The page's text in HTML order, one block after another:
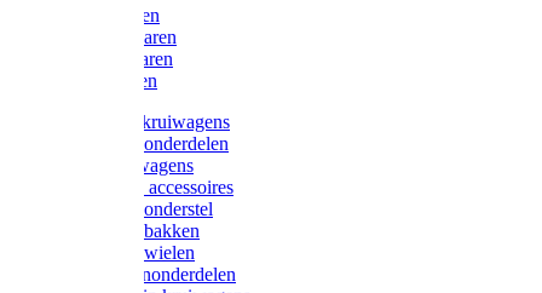
Snoeischaren
Heggenscharen
Takkenscharen
Snoeimessen
Landbouwkruiwagens
Kruiwagenonderdelen
Bouwkruiwagens
Kruiwagen accessoires
Kruiwagenonderstel
Kruiwagenbakken
Kruiwagenwielen
Steekwagenonderdelen